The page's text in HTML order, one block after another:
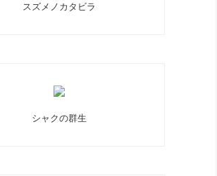
スズメノカタビラ
シャクの群生